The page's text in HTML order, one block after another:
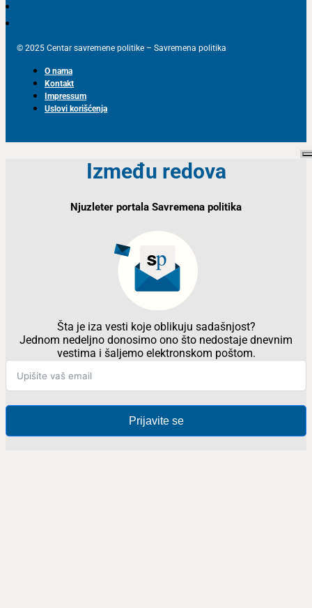
© 2025 Centar savremene politike – Savremena politika
O nama
Kontakt
Impressum
Uslovi korišćenja
Između redova
Njuzleter portala Savremena politika
Šta je iza vesti koje oblikuju sadašnjost?
Jednom nedeljno donosimo ono što nedostaje dnevnim
vestima i šaljemo elektronskom poštom.
Prijavite se